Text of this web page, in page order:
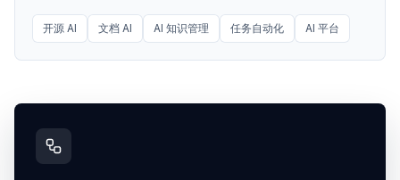
开源 AI 文档 AI AI 知识管理 任务自动化 AI 平台